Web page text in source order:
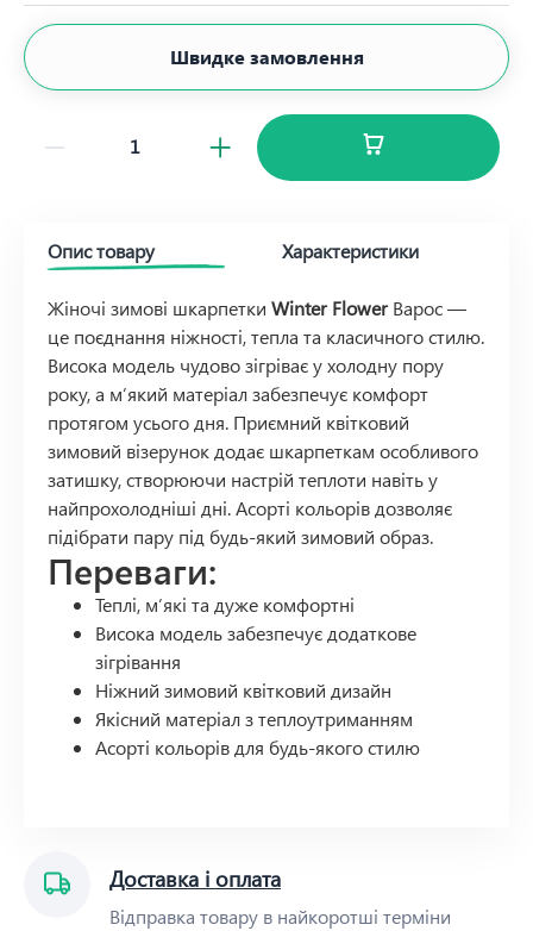
Швидке замовлення
Доставка і оплата
Відправка товару в найкоротші терміни
Опис товару Характеристики
Жіночі зимові шкарпетки Winter FlowerВарос —
це поєднання ніжності, тепла та класичного стилю.
Висока модель чудово зігріває у холодну пору
року, а м’який матеріал забезпечує комфорт
протягом усього дня. Приємний квітковий
зимовий візерунок додає шкарпеткам особливого
затишку, створюючи настрій теплоти навіть у
найпрохолодніші дні. Асорті кольорів дозволяє
підібрати пару під будь-який зимовий образ.
Переваги:
Теплі, м’які та дуже комфортні
Висока модель забезпечує додаткове
зігрівання
Ніжний зимовий квітковий дизайн
Якісний матеріал з теплоутриманням
Асорті кольорів для будь-якого стилю